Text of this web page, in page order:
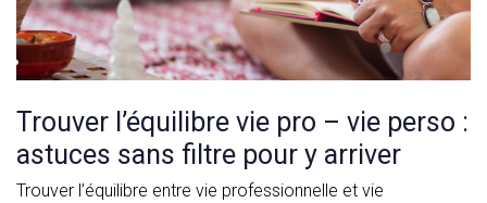
Trouver l’équilibre vie pro – vie perso :
astuces sans filtre pour y arriver
Trouver l’équilibre entre vie professionnelle et vie